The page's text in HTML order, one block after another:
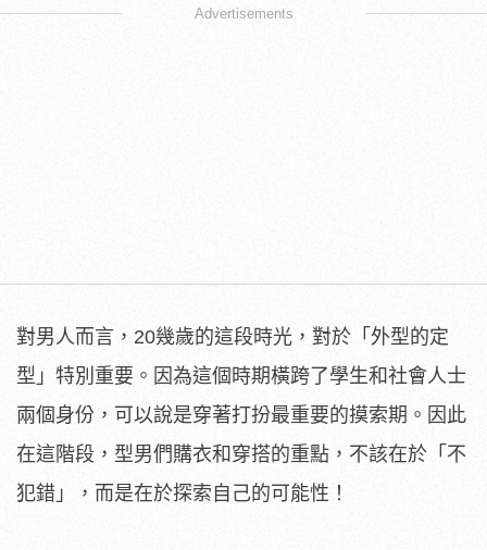
Advertisements
對男人而言，20幾歲的這段時光，對於「外型的定
型」特別重要。因為這個時期橫跨了學生和社會人士
兩個身份，可以說是穿著打扮最重要的摸索期。因此
在這階段，型男們購衣和穿搭的重點，不該在於「不
犯錯」，而是在於探索自己的可能性！